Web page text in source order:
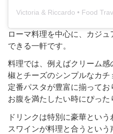
ローマ料理を中心に、カジ
できる一軒です。
料理では、例えばクリーム
椒とチーズのシンプルなカ
定番パスタが豊富に揃って
お腹を満たしたい時にぴった
ドリンクは特別に豪華とい
スワインが料理と合うとい